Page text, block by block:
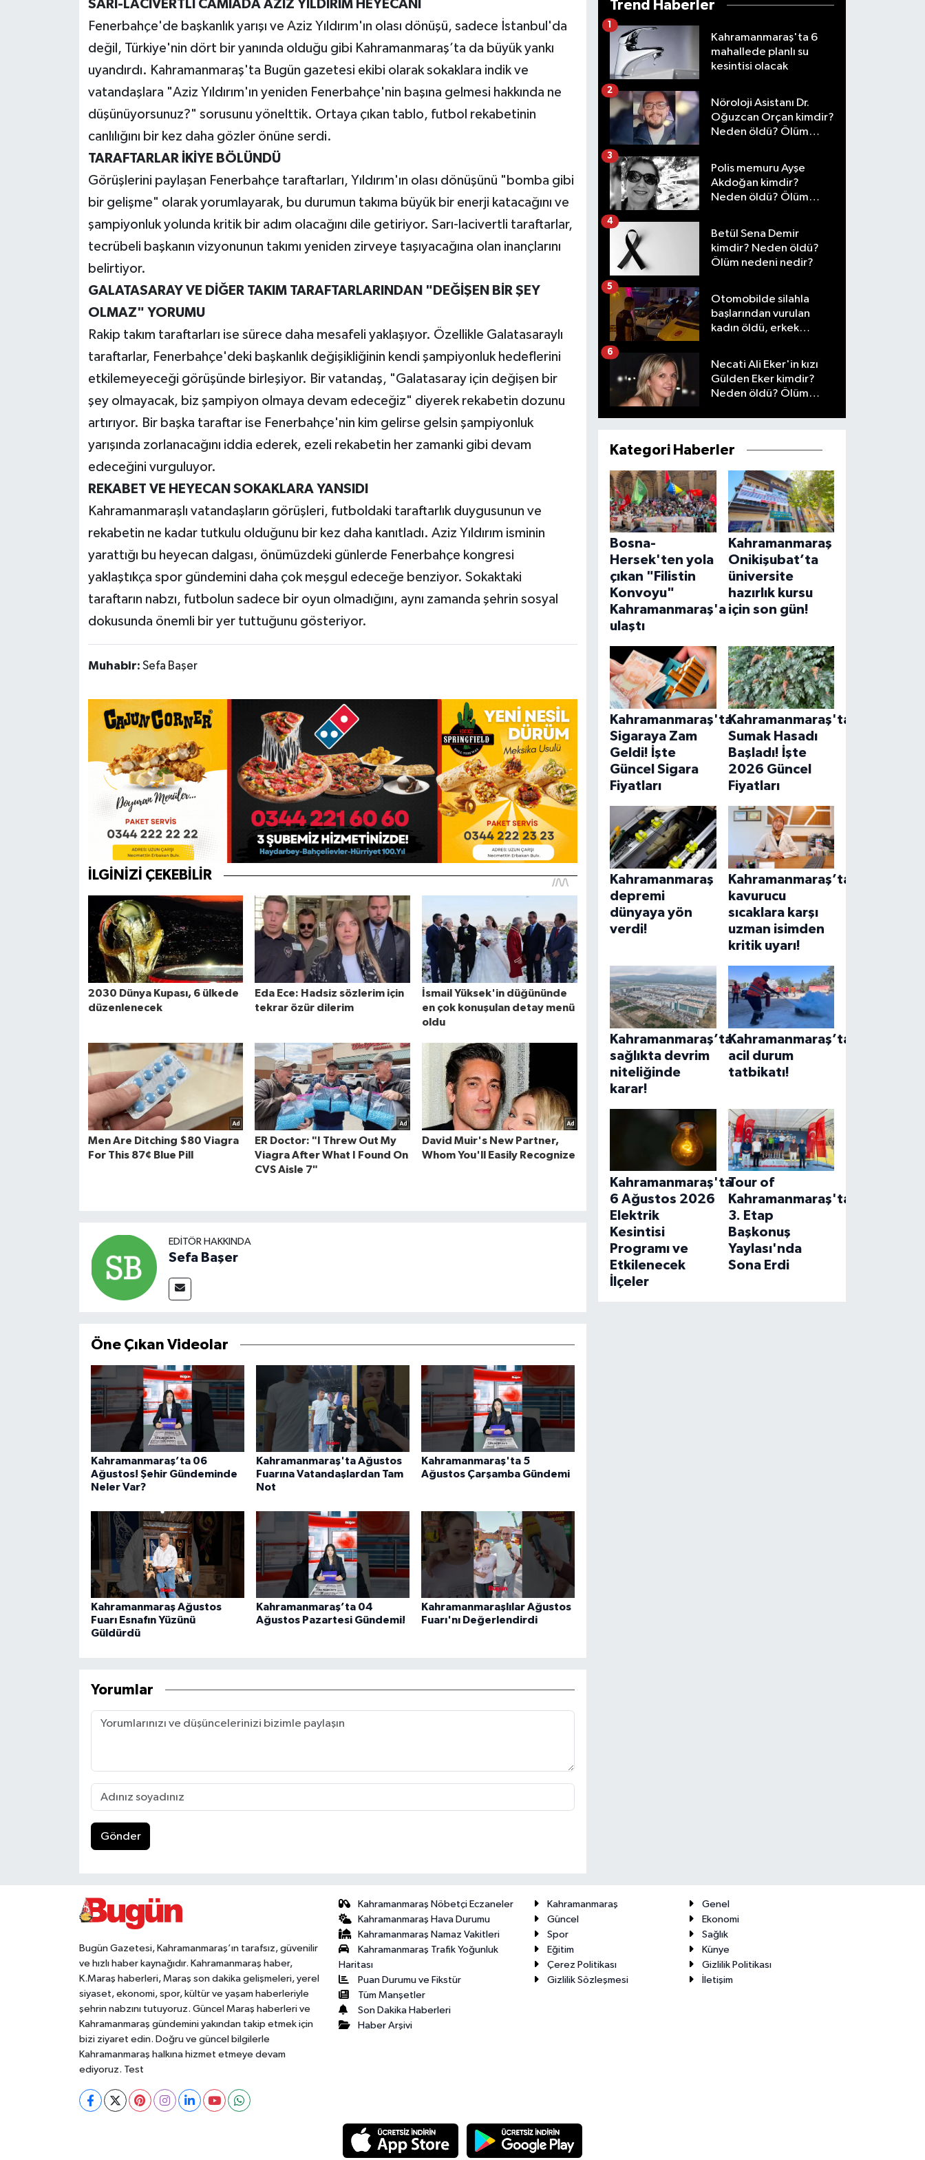
SARI-LACİVERTLİ CAMİADA AZİZ YILDIRIM HEYECANI
Fenerbahçe'de başkanlık yarışı ve Aziz Yıldırım'ın olası dönüşü, sadece İstanbul'da
değil, Türkiye'nin dört bir yanında olduğu gibi Kahramanmaraş’ta da büyük yankı
uyandırdı. Kahramanmaraş'ta Bugün gazetesi ekibi olarak sokaklara indik ve
vatandaşlara "Aziz Yıldırım'ın yeniden Fenerbahçe'nin başına gelmesi hakkında ne
düşünüyorsunuz?" sorusunu yönelttik. Ortaya çıkan tablo, futbol rekabetinin
canlılığını bir kez daha gözler önüne serdi.
TARAFTARLAR İKİYE BÖLÜNDÜ
Görüşlerini paylaşan Fenerbahçe taraftarları, Yıldırım'ın olası dönüşünü "bomba gibi
bir gelişme" olarak yorumlayarak, bu durumun takıma büyük bir enerji katacağını ve
şampiyonluk yolunda kritik bir adım olacağını dile getiriyor. Sarı-lacivertli taraftarlar,
tecrübeli başkanın vizyonunun takımı yeniden zirveye taşıyacağına olan inançlarını
belirtiyor.
GALATASARAY VE DİĞER TAKIM TARAFTARLARINDAN "DEĞİŞEN BİR ŞEY
OLMAZ" YORUMU
Rakip takım taraftarları ise sürece daha mesafeli yaklaşıyor. Özellikle Galatasaraylı
taraftarlar, Fenerbahçe'deki başkanlık değişikliğinin kendi şampiyonluk hedeflerini
etkilemeyeceği görüşünde birleşiyor. Bir vatandaş, "Galatasaray için değişen bir
şey olmayacak, biz şampiyon olmaya devam edeceğiz" diyerek rekabetin dozunu
artırıyor. Bir başka taraftar ise Fenerbahçe'nin kim gelirse gelsin şampiyonluk
yarışında zorlanacağını iddia ederek, ezeli rekabetin her zamanki gibi devam
edeceğini vurguluyor.
REKABET VE HEYECAN SOKAKLARA YANSIDI
Kahramanmaraşlı vatandaşların görüşleri, futboldaki taraftarlık duygusunun ve
rekabetin ne kadar tutkulu olduğunu bir kez daha kanıtladı. Aziz Yıldırım isminin
yarattığı bu heyecan dalgası, önümüzdeki günlerde Fenerbahçe kongresi
yaklaştıkça spor gündemini daha çok meşgul edeceğe benziyor. Sokaktaki
taraftarın nabzı, futbolun sadece bir oyun olmadığını, aynı zamanda şehrin sosyal
dokusunda önemli bir yer tuttuğunu gösteriyor.
Muhabir: Sefa Başer
EDITÖR HAKKINDA
Sefa Başer
Öne Çıkan Videolar
Kahramanmaraş’ta 06
Ağustos! Şehir Gündeminde
Neler Var?
Kahramanmaraş'ta Ağustos
Fuarına Vatandaşlardan Tam
Not
Kahramanmaraş'ta 5
Ağustos Çarşamba Gündemi
Kahramanmaraş Ağustos
Fuarı Esnafın Yüzünü
Güldürdü
Kahramanmaraş’ta 04
Ağustos Pazartesi Gündemi!
Kahramanmaraşlılar Ağustos
Fuarı'nı Değerlendirdi
Yorumlar
Gönder
Trend Haberler
Kahramanmaraş'ta 6
mahallede planlı su
kesintisi olacak
1
Nöroloji Asistanı Dr.
Oğuzcan Orçan kimdir?
Neden öldü? Ölüm
2
Polis memuru Ayşe
Akdoğan kimdir?
Neden öldü? Ölüm
3
Betül Sena Demir
kimdir? Neden öldü?
Ölüm nedeni nedir?
4
Otomobilde silahla
başlarından vurulan
kadın öldü, erkek
5
Necati Ali Eker'in kızı
Gülden Eker kimdir?
Neden öldü? Ölüm
6
Kategori Haberler
Bosna-
Hersek'ten yola
çıkan "Filistin
Konvoyu"
Kahramanmaraş'a
ulaştı
Kahramanmaraş
Onikişubat’ta
üniversite
hazırlık kursu
için son gün!
Kahramanmaraş'ta
Sigaraya Zam
Geldi! İşte
Güncel Sigara
Fiyatları
Kahramanmaraş'ta
Sumak Hasadı
Başladı! İşte
2026 Güncel
Fiyatları
Kahramanmaraş
depremi
dünyaya yön
verdi!
Kahramanmaraş’ta
kavurucu
sıcaklara karşı
uzman isimden
kritik uyarı!
Kahramanmaraş’ta
sağlıkta devrim
niteliğinde
karar!
Kahramanmaraş’ta
acil durum
tatbikatı!
Kahramanmaraş'ta
6 Ağustos 2026
Elektrik
Kesintisi
Programı ve
Etkilenecek
İlçeler
Tour of
Kahramanmaraş'ta
3. Etap
Başkonuş
Yaylası'nda
Sona Erdi
Bugün Gazetesi, Kahramanmaraş’ın tarafsız, güvenilir
ve hızlı haber kaynağıdır. Kahramanmaraş haber,
K.Maraş haberleri, Maraş son dakika gelişmeleri, yerel
siyaset, ekonomi, spor, kültür ve yaşam haberleriyle
şehrin nabzını tutuyoruz. Güncel Maraş haberleri ve
Kahramanmaraş gündemini yakından takip etmek için
bizi ziyaret edin. Doğru ve güncel bilgilerle
Kahramanmaraş halkına hizmet etmeye devam
ediyoruz. Test
Kahramanmaraş Nöbetçi Eczaneler
Kahramanmaraş Hava Durumu
Kahramanmaraş Namaz Vakitleri
Kahramanmaraş Trafik Yoğunluk
Haritası
Puan Durumu ve Fikstür
Tüm Manşetler
Son Dakika Haberleri
Haber Arşivi
Kahramanmaraş
Genel
Güncel
Ekonomi
Spor
Sağlık
Eğitim
Künye
Çerez Politikası
Gizlilik Politikası
Gizlilik Sözleşmesi
İletişim
Haberde İnsan
Manşetler
Resmi İlan
SürManşet
KAHRAMANMARAŞ